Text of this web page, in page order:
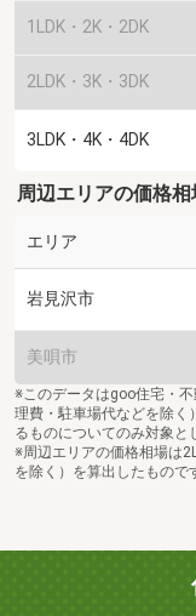
1LDK・2K・2DK
2LDK・3K・3DK
3LDK・4K・4DK
周辺エリアの価格相
エリア
岩見沢市
美唄市
※このデータはgoo住宅・
理費・駐車場代などを除く
るものについてのみ対象と
※周辺エリアの価格相場は
を除く）を算出したもので